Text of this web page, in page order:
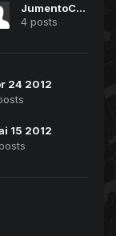
JumentoCuzaum
4 posts
24 2012
15 2012